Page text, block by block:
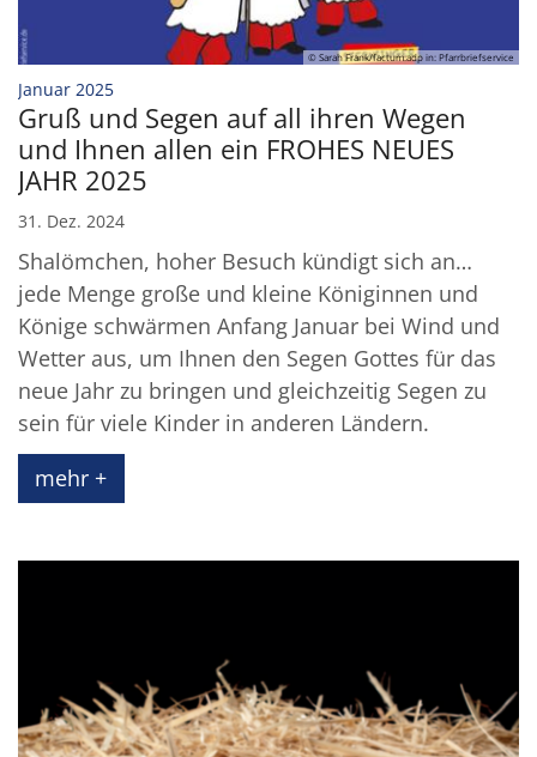
© Sarah Frank/factum.adp in: Pfarrbriefservice
Januar 2025:
Gruß und Segen auf all ihren Wegen
und Ihnen allen ein FROHES NEUES
JAHR 2025
31. Dez. 2024
Shalömchen, hoher Besuch kündigt sich an…
jede Menge große und kleine Königinnen und
Könige schwärmen Anfang Januar bei Wind und
Wetter aus, um Ihnen den Segen Gottes für das
neue Jahr zu bringen und gleichzeitig Segen zu
sein für viele Kinder in anderen Ländern.
mehr +